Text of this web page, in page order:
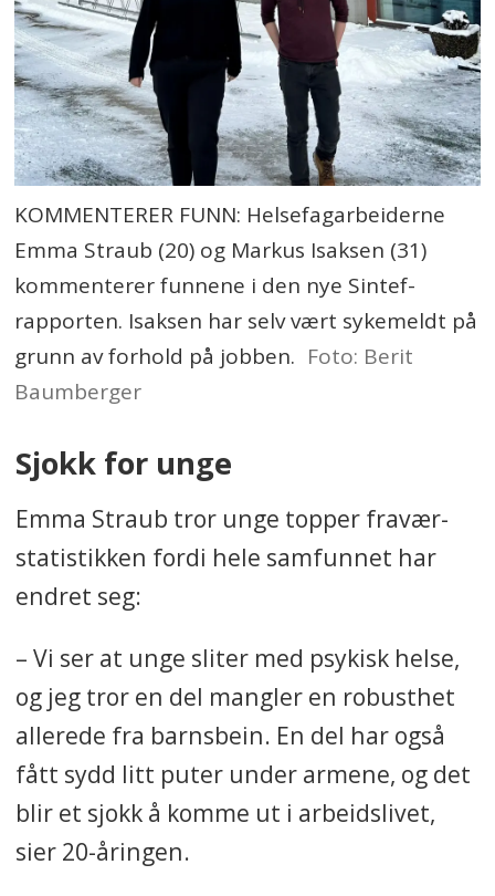
KOMMENTERER FUNN: Helsefagarbeiderne
Emma Straub (20) og Markus Isaksen (31)
kommenterer funnene i den nye Sintef-
rapporten. Isaksen har selv vært sykemeldt på
grunn av forhold på jobben. Foto: Berit
Baumberger
Sjokk for unge
Emma Straub tror unge topper fravær-
statistikken fordi hele samfunnet har
endret seg:
– Vi ser at unge sliter med psykisk helse,
og jeg tror en del mangler en robusthet
allerede fra barnsbein. En del har også
fått sydd litt puter under armene, og det
blir et sjokk å komme ut i arbeidslivet,
sier 20-åringen.